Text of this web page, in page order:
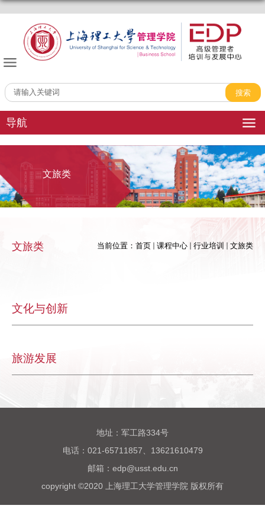
导航
文旅类
当前位置： 首页 课程中心 行业培训 文旅类
文旅类
文化与创新
旅游发展
地址：军工路334号
电话：021-65711857、13621610479
邮箱：edp@usst.edu.cn
copyright ©2020 上海理工大学管理学院 版权所有